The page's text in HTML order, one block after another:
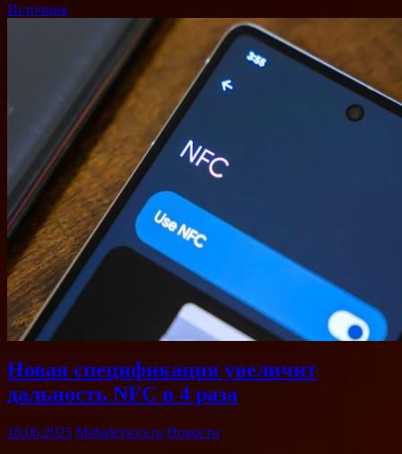
Источник
Новая спецификация увеличит
дальность NFC в 4 раза
18.06.2025 Mobidevices.ru Новости